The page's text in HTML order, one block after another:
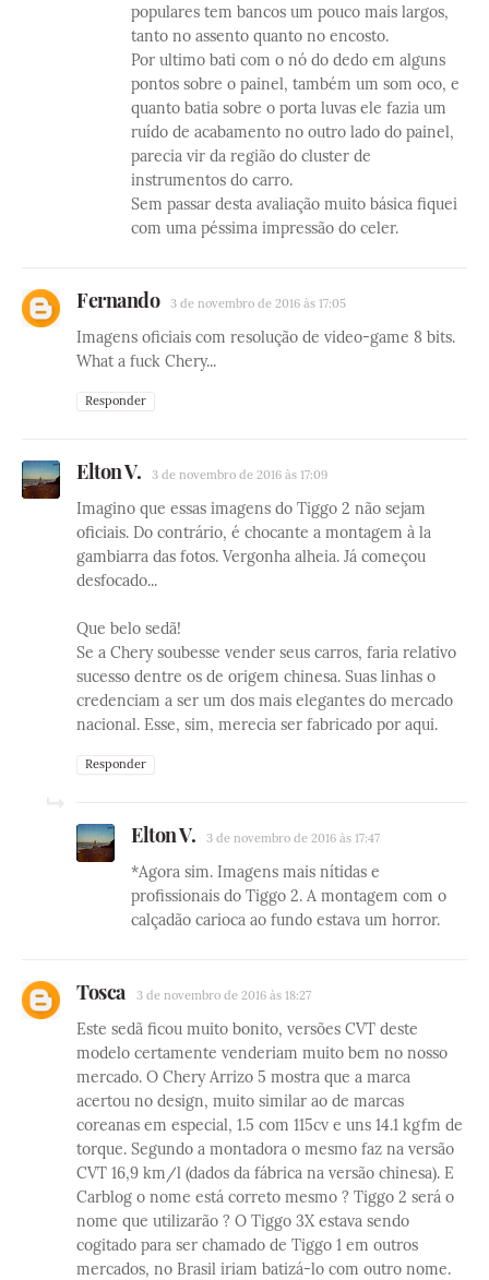
populares tem bancos um pouco mais largos,
tanto no assento quanto no encosto.
Por ultimo bati com o nó do dedo em alguns
pontos sobre o painel, também um som oco, e
quanto batia sobre o porta luvas ele fazia um
ruído de acabamento no outro lado do painel,
parecia vir da região do cluster de
instrumentos do carro.
Sem passar desta avaliação muito básica fiquei
com uma péssima impressão do celer.
Fernando 3 de novembro de 2016 às 17:05
Imagens oficiais com resolução de video-game 8 bits.
What a fuck Chery...
Responder
Elton V. 3 de novembro de 2016 às 17:09
Imagino que essas imagens do Tiggo 2 não sejam
oficiais. Do contrário, é chocante a montagem à la
gambiarra das fotos. Vergonha alheia. Já começou
desfocado...
Que belo sedã!
Se a Chery soubesse vender seus carros, faria relativo
sucesso dentre os de origem chinesa. Suas linhas o
credenciam a ser um dos mais elegantes do mercado
nacional. Esse, sim, merecia ser fabricado por aqui.
Responder
Elton V. 3 de novembro de 2016 às 17:47
*Agora sim. Imagens mais nítidas e
profissionais do Tiggo 2. A montagem com o
calçadão carioca ao fundo estava um horror.
Tosca 3 de novembro de 2016 às 18:27
Este sedã ficou muito bonito, versões CVT deste
modelo certamente venderiam muito bem no nosso
mercado. O Chery Arrizo 5 mostra que a marca
acertou no design, muito similar ao de marcas
coreanas em especial, 1.5 com 115cv e uns 14.1 kgfm de
torque. Segundo a montadora o mesmo faz na versão
CVT 16,9 km/l (dados da fábrica na versão chinesa). E
Carblog o nome está correto mesmo ? Tiggo 2 será o
nome que utilizarão ? O Tiggo 3X estava sendo
cogitado para ser chamado de Tiggo 1 em outros
mercados, no Brasil iriam batizá-lo com outro nome.